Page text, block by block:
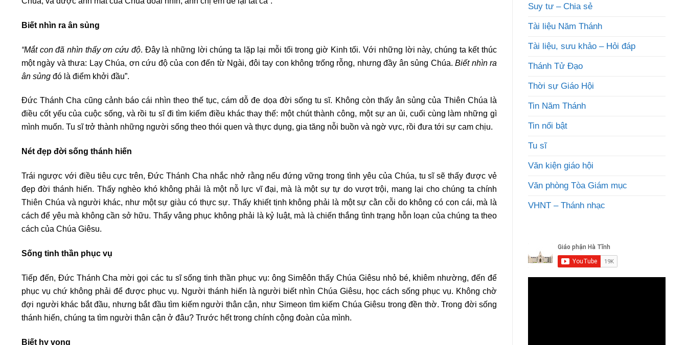
Biết nhìn ra ân sủng
“Mắt con đã nhìn thấy ơn cứu độ. Đây là những lời chúng ta lặp lại mỗi tối trong giờ Kinh tối. Với những lời này, chúng ta kết thúc
một ngày và thưa: Lạy Chúa, ơn cứu độ của con đến từ Ngài, đôi tay con không trống rỗng, nhưng đầy ân sủng Chúa.Biết nhìn ra
ân sủng đó là điểm khởi đầu”.
Đức Thánh Cha cũng cảnh báo cái nhìn theo thế tục, cám dỗ đe dọa đời sống tu sĩ. Không còn thấy ân sủng của Thiên Chúa là
điều cốt yếu của cuộc sống, và rồi tu sĩ đi tìm kiếm điều khác thay thế: một chút thành công, một sự an ủi, cuối cùng làm những gì
mình muốn. Tu sĩ trở thành những người sống theo thói quen và thực dụng, gia tăng nỗi buồn và ngờ vực, rồi đưa tới sự cam chịu.
Nét đẹp đời sống thánh hiến
Trái ngược với điều tiêu cực trên, Đức Thánh Cha nhắc nhở rằng nếu đứng vững trong tình yêu của Chúa, tu sĩ sẽ thấy được vẻ
đẹp đời thánh hiến. Thấy nghèo khó không phải là một nỗ lực vĩ đại, mà là một sự tự do vượt trội, mang lại cho chúng ta chính
Thiên Chúa và người khác, như một sự giàu có thực sự. Thấy khiết tịnh không phải là một sự cằn cỗi do không có con cái, mà là
cách để yêu mà không cần sở hữu. Thấy vâng phục không phải là kỷ luật, mà là chiến thắng tình trạng hỗn loạn của chúng ta theo
cách của Chúa Giêsu.
Sống tinh thần phục vụ
Tiếp đến, Đức Thánh Cha mời gọi các tu sĩ sống tinh thần phục vụ: ông Simêôn thấy Chúa Giêsu nhỏ bé, khiêm nhường, đến để
phục vụ chứ không phải để được phục vụ. Người thánh hiến là người biết nhìn Chúa Giêsu, học cách sống phục vụ. Không chờ
đợi người khác bắt đầu, nhưng bắt đầu tìm kiếm người thân cận, như Simeon tìm kiếm Chúa Giêsu trong đền thờ. Trong đời sống
thánh hiến, chúng ta tìm người thân cận ở đâu? Trước hết trong chính cộng đoàn của mình.
Biết hy vọng
Suy tư – Chia sẻ
Tài liệu Năm Thánh
Tài liệu, sưu khảo – Hỏi đáp
Thánh Tử Đạo
Thời sự Giáo Hội
Tin Năm Thánh
Tin nổi bật
Tu sĩ
Văn kiện giáo hội
Văn phòng Tòa Giám mục
VHNT – Thánh nhạc